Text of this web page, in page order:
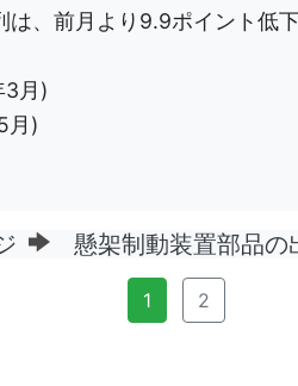
、前月より9.9ポイント低下
3月)
月)
懸架制動装置部品の
1 2